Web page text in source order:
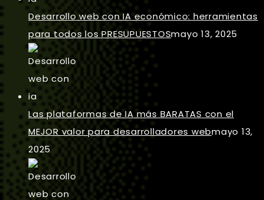
Desarrollo web con IA económico: herramientas
para todos los PRESUPUESTOSmayo 13, 2025
Las plataformas de IA más BARATAS con el
MEJOR valor para desarrolladores webmayo 13,
2025